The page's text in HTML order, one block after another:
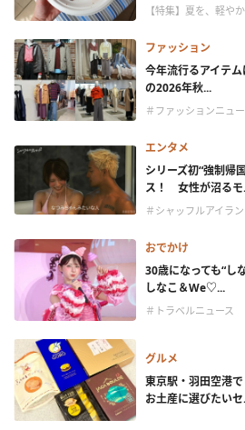
【特集】夏を、軽や
ファッション
今年流行るアイテ
の2026年秋...
＃ファッションニュー
エンタメ
シリーズ初“強制帰
ス！ 女性が沼るモ
＃シャッフルアイラ
おでかけ
30歳になっても“し
しなこ＆We♡...
＃トラベルニュース
グルメ
東京駅・羽田空港
お土産に選びたいセ